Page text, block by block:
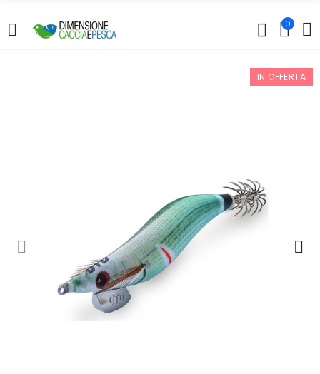
0
IN OFFERTA